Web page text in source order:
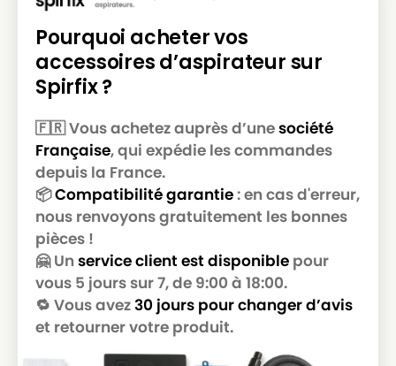
Pourquoi acheter vos
accessoires d’aspirateur sur
Spirfix ?
🇫🇷 Vous achetez auprès d’unesociété
Française, qui expédie les commandes
depuis la France.
📦Compatibilité garantie: en cas d'erreur,
nous renvoyons gratuitement les bonnes
pièces !
🤗 Un service client est disponible pour
vous 5 jours sur 7, de 9:00 à 18:00.
🔁 Vous avez30 jours pour changer d’avis
et retourner votre produit.